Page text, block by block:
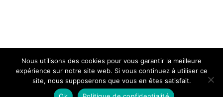
Tous droits réservés 2026 UN JOUR UN POINT |Mentions légales &
C.G.U.|Conditions générales de vente| Réalisé parmonweblocal.fr
Nous utilisons des cookies pour vous garantir la meilleure
expérience sur notre site web. Si vous continuez à utiliser ce
site, nous supposerons que vous en êtes satisfait.